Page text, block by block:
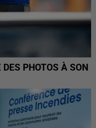
DES PHOTOS À SON